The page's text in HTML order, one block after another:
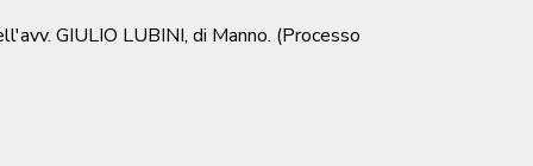
GIULIO LUBINI, di Manno. (Processo